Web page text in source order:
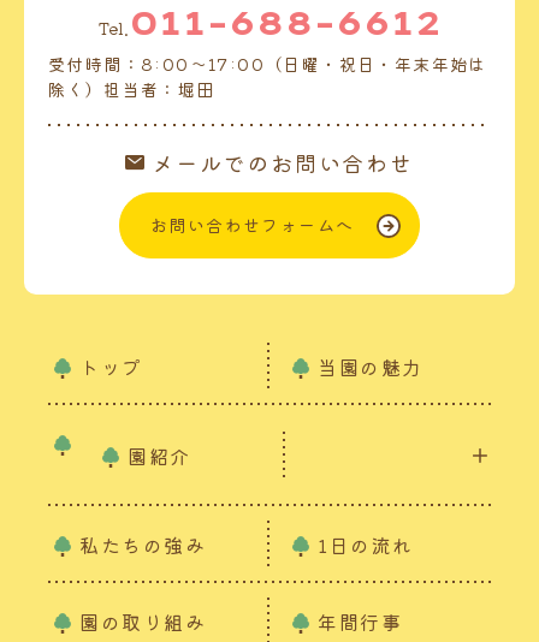
Tel. 011-688-6612
受付時間：8:00～17:00（日曜・祝日・年末年始は
除く）担当者：堀田
メールでのお問い合わせ
お問い合わせフォームへ
トップ 当園の魅力
園紹介
私たちの強み 1日の流れ
園の取り組み 年間行事